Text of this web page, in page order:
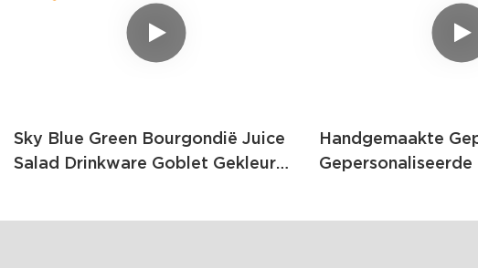
Sky Blue Green Bourgondië Juice
Salad Drinkware Goblet Gekleurde
Handgemaakte